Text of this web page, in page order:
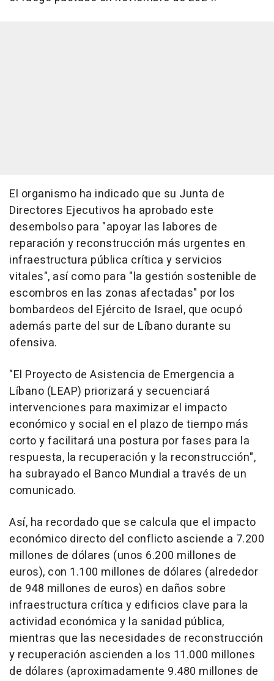
El organismo ha indicado que su Junta de
Directores Ejecutivos ha aprobado este
desembolso para "apoyar las labores de
reparación y reconstrucción más urgentes en
infraestructura pública crítica y servicios
vitales", así como para "la gestión sostenible de
escombros en las zonas afectadas" por los
bombardeos del Ejército de Israel, que ocupó
además parte del sur de Líbano durante su
ofensiva.
"El Proyecto de Asistencia de Emergencia a
Líbano (LEAP) priorizará y secuenciará
intervenciones para maximizar el impacto
económico y social en el plazo de tiempo más
corto y facilitará una postura por fases para la
respuesta, la recuperación y la reconstrucción",
ha subrayado el Banco Mundial a través de un
comunicado.
Así, ha recordado que se calcula que el impacto
económico directo del conflicto asciende a 7.200
millones de dólares (unos 6.200 millones de
euros), con 1.100 millones de dólares (alrededor
de 948 millones de euros) en daños sobre
infraestructura crítica y edificios clave para la
actividad económica y la sanidad pública,
mientras que las necesidades de reconstrucción
y recuperación ascienden a los 11.000 millones
de dólares (aproximadamente 9.480 millones de